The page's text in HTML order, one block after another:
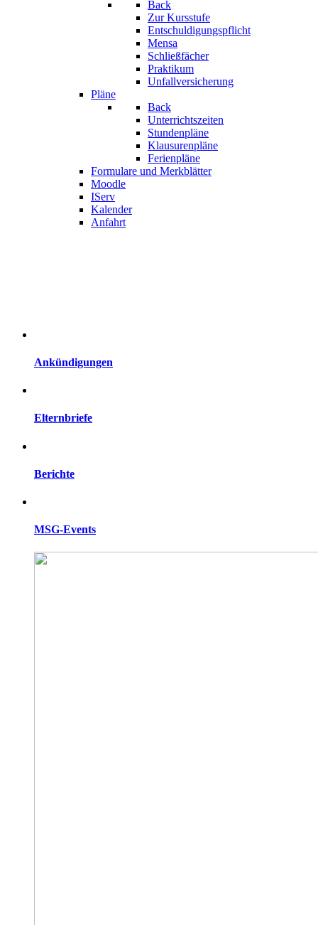
Back
Zur Kursstufe
Entschuldigungspflicht
Mensa
Schließfächer
Praktikum
Unfallversicherung
Pläne
Back
Unterrichtszeiten
Stundenpläne
Klausurenpläne
Ferienpläne
Formulare und Merkblätter
Moodle
IServ
Kalender
Anfahrt
Ankündigungen
Elternbriefe
Berichte
MSG-Events